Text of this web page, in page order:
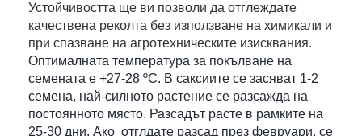
Устойчивостта ще ви позволи да отглеждате
качествена реколта без използване на химикали и
при спазване на агротехническите изисквания.
Оптималната температура за покълване на
семената е +27-28 ºC. В саксиите се засяват 1-2
семена, най-силното растение се разсажда на
постоянното място. Разсадът расте в рамките на
25-30 дни. Ако отглдате разсад през февруари, се